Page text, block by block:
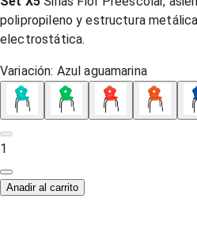
polipropileno y estructura
electrostática.
Variación: Azul aguamarina
1
Anadir al carrito